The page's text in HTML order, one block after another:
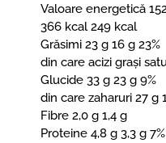
Valoare energetică
366 kcal 249 kcal
Grăsimi 23 g 16 g 23%
din care acizi grași
Glucide 33 g 23 g 9%
din care zaharuri 27 g
Fibre 2,0 g 1,4 g
Proteine 4,8 g 3,3 g 7%